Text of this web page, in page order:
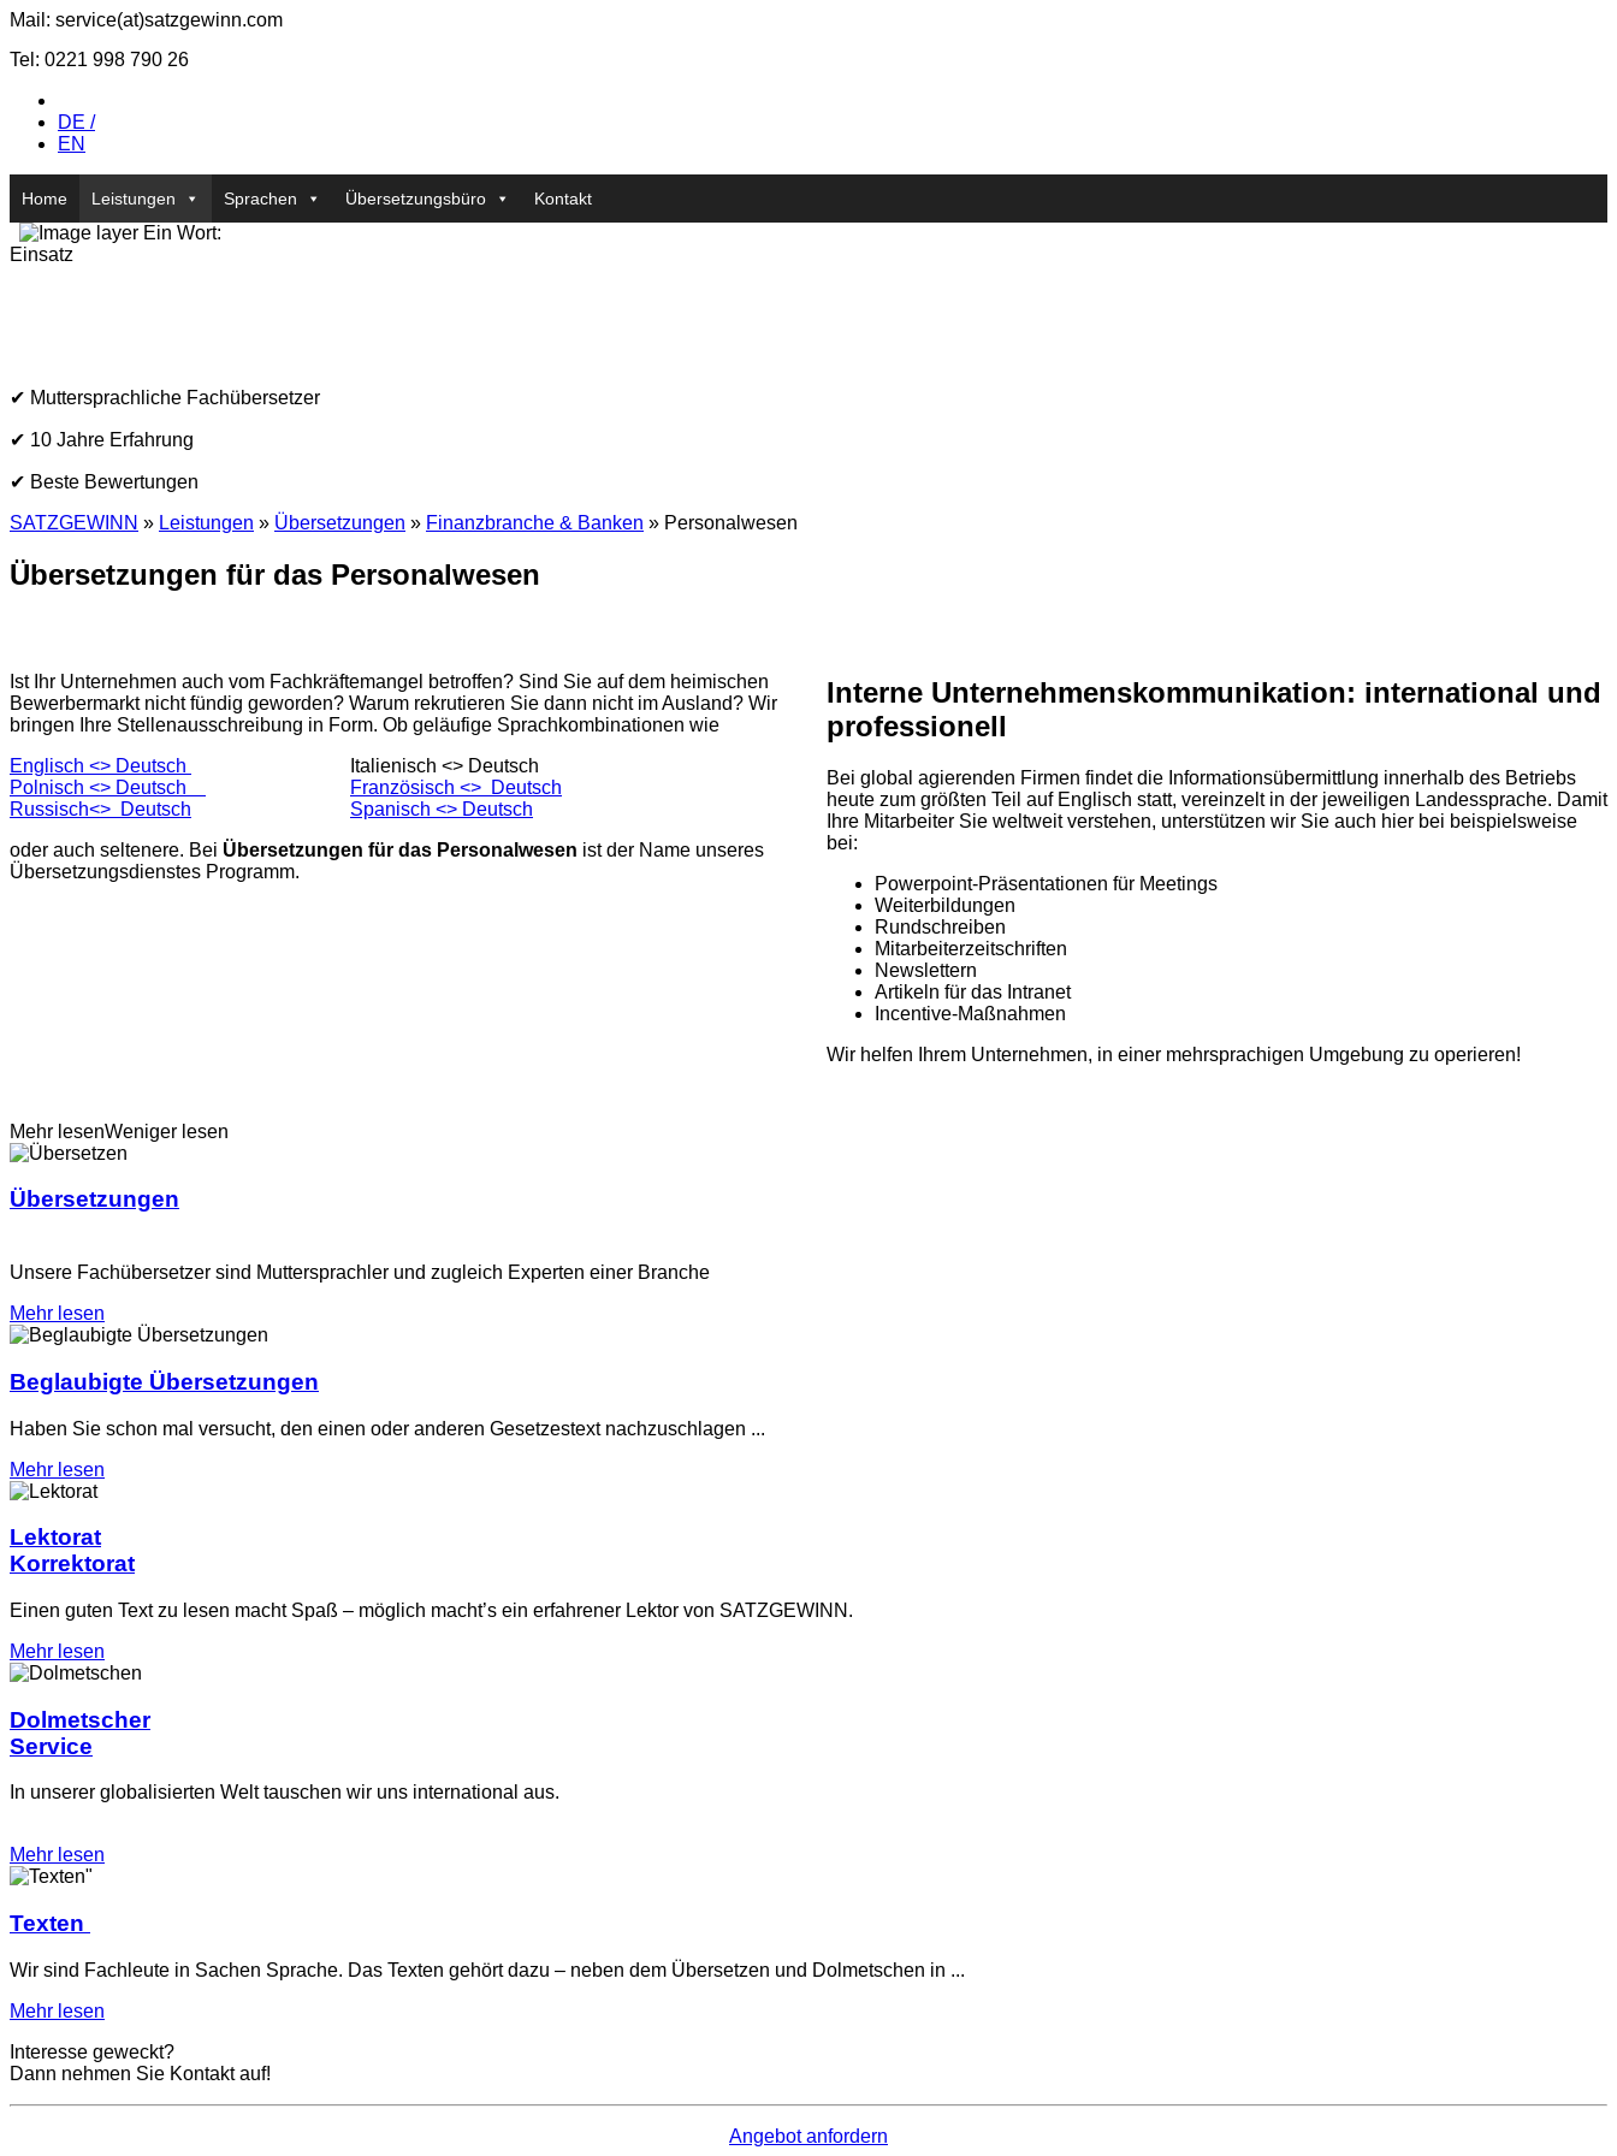
Mail: service(at)satz­gewinn.com
Tel: 0221 998 790 26
DE /
EN
Home Leistungen Sprachen Übersetzungsbüro Kontakt
Ein Wort:
Einsatz
✔ Muttersprachliche Fachübersetzer
✔ 10 Jahre Erfahrung
✔ Beste Bewertungen
SATZGEWINN » Leistungen » Übersetzungen » Finanzbranche & Banken » Personalwesen
Übersetzungen für das Personalwesen
Ist Ihr Unternehmen auch vom Fachkräftemangel betroffen? Sind Sie auf dem heimischen
Bewerbermarkt nicht fündig geworden? Warum rekrutieren Sie dann nicht im Ausland? Wir
bringen Ihre Stellenausschreibung in Form. Ob geläufige Sprachkombinationen wie
Englisch <> Deutsch
Italienisch <> Deutsch
Polnisch <> Deutsch
Französisch <> Deutsch
Russisch<> Deutsch
Spanisch <> Deutsch
oder auch seltenere. Bei Übersetzungen für das Personalwesen ist der Name unseres
Übersetzungsdienstes Programm.
Interne Unternehmenskommunikation: international und
professionell
Bei global agierenden Firmen findet die Informationsübermittlung innerhalb des Betriebs
heute zum größten Teil auf Englisch statt, vereinzelt in der jeweiligen Landessprache. Damit
Ihre Mitarbeiter Sie weltweit verstehen, unterstützen wir Sie auch hier bei beispielsweise
bei:
Powerpoint-Präsentationen für Meetings
Weiterbildungen
Rundschreiben
Mitarbeiterzeitschriften
Newslettern
Artikeln für das Intranet
Incentive-Maßnahmen
Wir helfen Ihrem Unternehmen, in einer mehrsprachigen Umgebung zu operieren!
Mehr lesenWeniger lesen
Über­setzungen
Unsere Fachübersetzer sind Muttersprachler und zugleich Experten einer Branche
Mehr lesen
Beglaubigte Übersetz­ungen
Haben Sie schon mal versucht, den einen oder anderen Gesetzestext nachzuschlagen ...
Mehr lesen
Lektorat
Korrektorat
Einen guten Text zu lesen macht Spaß – möglich macht’s ein erfahrener Lektor von SATZGEWINN.
Mehr lesen
Dolmetscher
Service
In unserer globalisierten Welt tauschen wir uns international aus.
Mehr lesen
Texten­
Wir sind Fachleute in Sachen Sprache. Das Texten gehört dazu – neben dem Übersetzen und Dolmetschen in ...
Mehr lesen
Interesse geweckt?
Dann nehmen Sie Kontakt auf!
Angebot anfordern